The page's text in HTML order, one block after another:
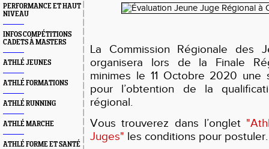
PERFORMANCE ET HAUT
NIVEAU
INFOS COMPÉTITIONS
CADETS À MASTERS
ATHLÉ JEUNES
ATHLÉ FORMATIONS
ATHLÉ RUNNING
ATHLÉ MARCHE
ATHLÉ FORME ET SANTÉ
La Commission Régionale des
organisera lors de la Finale
minimes le 11 Octobre 2020 une
pour l’obtention de la
régional.
Vous trouverez dans l’onglet
Juges" les conditions pour postuler.